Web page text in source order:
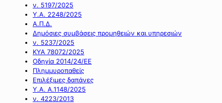
ν. 5197/2025
Υ.Α. 2248/2025
Α.Π.Δ.
Δημόσιες συμβάσεις προμηθειών και υπηρεσιών
ν. 5237/2025
ΚΥΑ 78072/2025
Οδηγία 2014/24/ΕΕ
Πλημμυροπαθείς
Επιλέξιμες δαπάνες
Υ.Α. Α.1148/2025
ν. 4223/2013